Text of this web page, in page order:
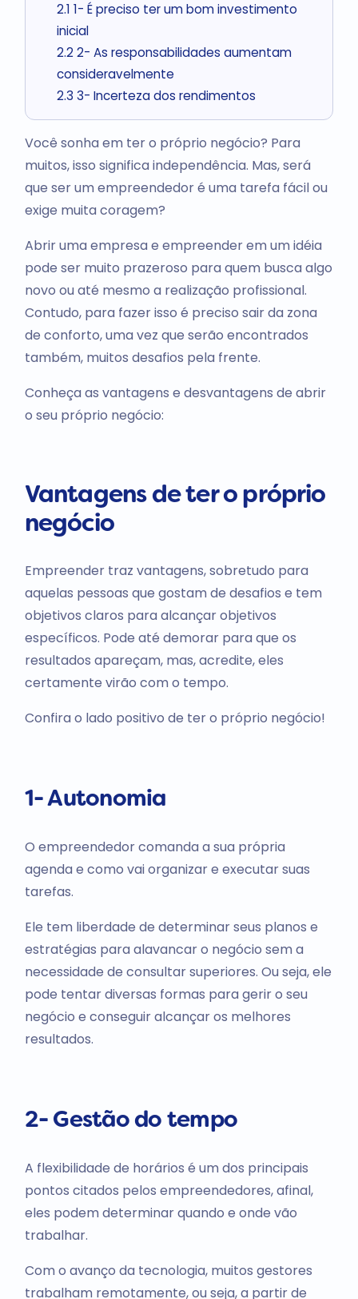
2.1 1- É preciso ter um bom investimento
inicial
2.22- As responsabilidades aumentam
consideravelmente
2.3 3- Incerteza dos rendimentos
Você sonha em ter o próprio negócio? Para
muitos, isso significa independência. Mas, será
que ser um empreendedor é uma tarefa fácil ou
exige muita coragem?
Abrir uma empresa e empreender em um idéia
pode ser muito prazeroso para quem busca algo
novo ou até mesmo a realização profissional.
Contudo, para fazer isso é preciso sair da zona
de conforto, uma vez que serão encontrados
também, muitos desafios pela frente.
Conheça as vantagens e desvantagens de abrir
o seu próprio negócio:
Vantagens de ter o próprio
negócio
Empreender traz vantagens, sobretudo para
aquelas pessoas que gostam de desafios e tem
objetivos claros para alcançar objetivos
específicos. Pode até demorar para que os
resultados apareçam, mas, acredite, eles
certamente virão com o tempo.
Confira o lado positivo de ter o próprio negócio!
1- Autonomia
O empreendedor comanda a sua própria
agenda e como vai organizar e executar suas
tarefas.
Ele tem liberdade de determinar seus planos e
estratégias para alavancar o negócio sem a
necessidade de consultar superiores. Ou seja, ele
pode tentar diversas formas para gerir o seu
negócio e conseguir alcançar os melhores
resultados.
2- Gestão do tempo
A flexibilidade de horários é um dos principais
pontos citados pelos empreendedores, afinal,
eles podem determinar quando e onde vão
trabalhar.
Com o avanço da tecnologia, muitos gestores
trabalham remotamente, ou seja, a partir de